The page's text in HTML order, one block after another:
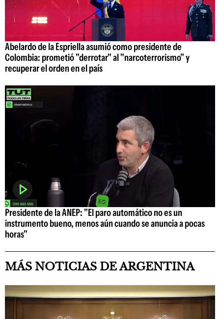
Abelardo de la Espriella asumió como presidente de
Colombia: prometió "derrotar" al "narcoterrorismo" y
recuperar el orden en el país
Presidente de la ANEP: "El paro automático no es un
instrumento bueno, menos aún cuando se anuncia a pocas
horas"
MÁS NOTICIAS DE ARGENTINA